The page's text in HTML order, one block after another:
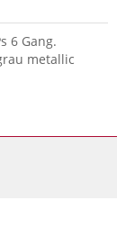
6 Gang.
metallic